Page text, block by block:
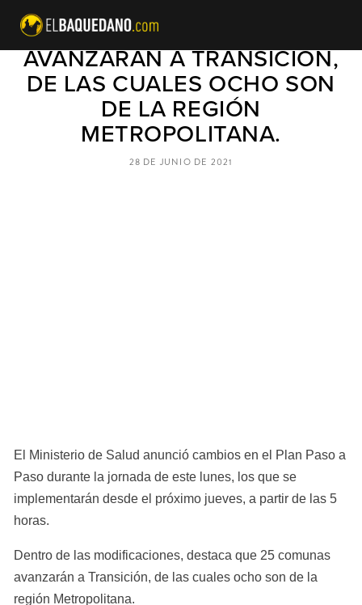
PASO A PASO: 25 COMUNAS
AVANZARÁN A TRANSICIÓN,
DE LAS CUALES OCHO SON
DE LA REGIÓN
METROPOLITANA.
El Ministerio de Salud anunció cambios en el Plan Paso a
Paso durante la jornada de este lunes, los que se
implementarán desde el próximo jueves, a partir de las 5
horas.
Dentro de las modificaciones, destaca que 25 comunas
avanzarán a Transición, de las cuales ocho son de la
región Metropolitana.
28 DE JUNIO DE 2021